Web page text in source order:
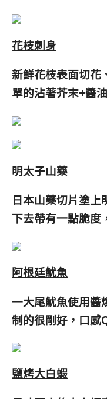
花枝刺身
新鮮花枝表面切花
單的沾著芥末+醬
明太子山藥
日本山藥切片塗上
下去帶有一點脆度
阿根廷魷魚
一大尾魷魚使用醬
制的很剛好，口感
鹽烤大白蝦